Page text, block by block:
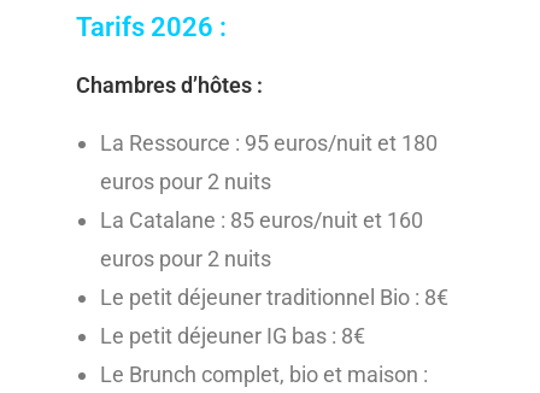
Tarifs 2026 :
Chambres d’hôtes :
La Ressource : 95 euros/nuit et 180
euros pour 2 nuits
La Catalane : 85 euros/nuit et 160
euros pour 2 nuits
Le petit déjeuner traditionnel Bio : 8€
Le petit déjeuner IG bas : 8€
Le Brunch complet, bio et maison :